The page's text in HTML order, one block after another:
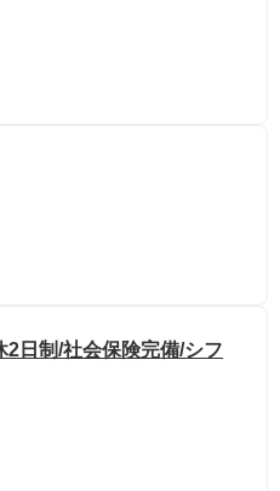
2日制/社会保険完備/シフ